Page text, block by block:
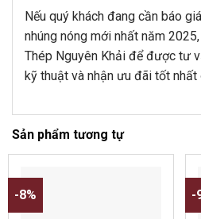
Nếu quý khách đang cần báo
nhúng nóng mới nhất năm
Thép Nguyên Khải để được tư
kỹ thuật và nhận ưu đãi tốt
Sản phẩm tương tự
-8% -